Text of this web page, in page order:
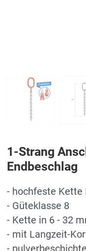
1-Strang
Endbeschlag
- hochfeste Kette
- Güteklasse 8
- Kette in 6 - 32
- mit Langzeit-